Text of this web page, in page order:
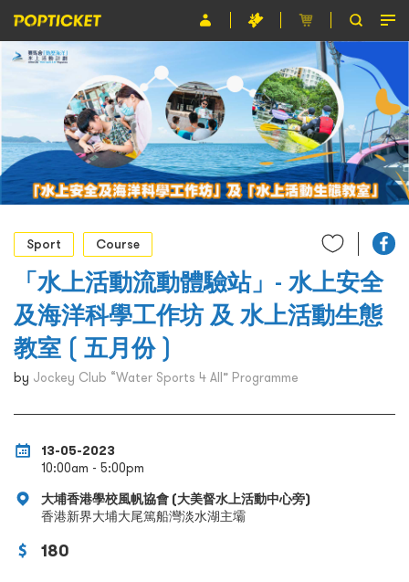
Event
Organiser
About POPTICKET
Terms and Conditions
繁
Sport
Course
「水上活動流動體驗站」- 水上安全
及海洋科學工作坊 及 水上活動生態
教室 ( 五月份 )
by Jockey Club “Water Sports 4 All” Programme
13-05-2023
10:00am - 5:00pm
大埔香港學校風帆協會 (大美督水上活動中心旁)
香港新界大埔大尾篤船灣淡水湖主壩
180